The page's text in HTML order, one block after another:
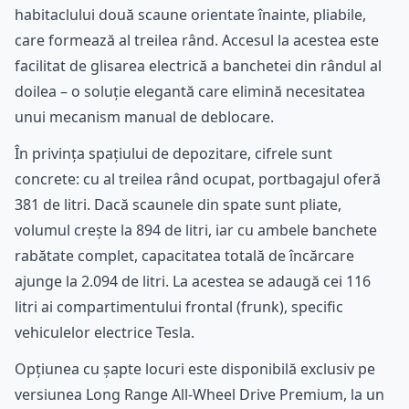
habitaclului două scaune orientate înainte, pliabile,
care formează al treilea rând. Accesul la acestea este
facilitat de glisarea electrică a banchetei din rândul al
doilea – o soluție elegantă care elimină necesitatea
unui mecanism manual de deblocare.
În privința spațiului de depozitare, cifrele sunt
concrete: cu al treilea rând ocupat, portbagajul oferă
381 de litri. Dacă scaunele din spate sunt pliate,
volumul crește la 894 de litri, iar cu ambele banchete
rabătate complet, capacitatea totală de încărcare
ajunge la 2.094 de litri. La acestea se adaugă cei 116
litri ai compartimentului frontal (frunk), specific
vehiculelor electrice Tesla.
Opțiunea cu șapte locuri este disponibilă exclusiv pe
versiunea Long Range All-Wheel Drive Premium, la un